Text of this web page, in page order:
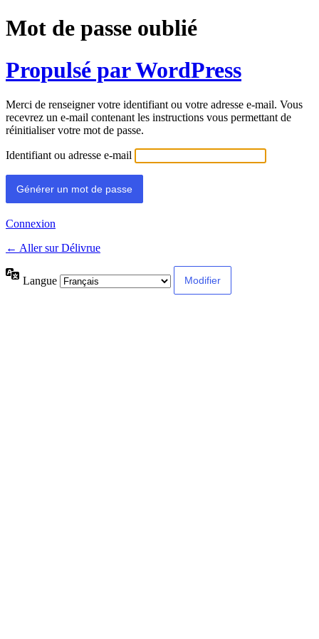
Mot de passe oublié
Propulsé par WordPress
Merci de renseigner votre identifiant ou votre adresse e-mail. Vous
recevrez un e-mail contenant les instructions vous permettant de
réinitialiser votre mot de passe.
Identifiant ou adresse e-mail
Connexion
← Aller sur Délivrue
Langue